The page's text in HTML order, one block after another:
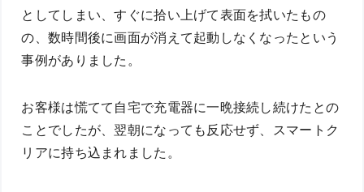
としてしまい、すぐに拾い上げて表面を拭いたもの
の、数時間後に画面が消えて起動しなくなったという
事例がありました。
お客様は慌てて自宅で充電器に一晩接続し続けたとの
ことでしたが、翌朝になっても反応せず、スマートク
リアに持ち込まれました。